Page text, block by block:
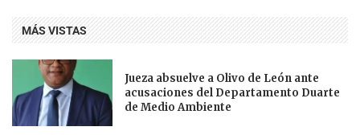
MÁS VISTAS
Jueza absuelve a Olivo de León ante
acusaciones del Departamento Duarte
de Medio Ambiente